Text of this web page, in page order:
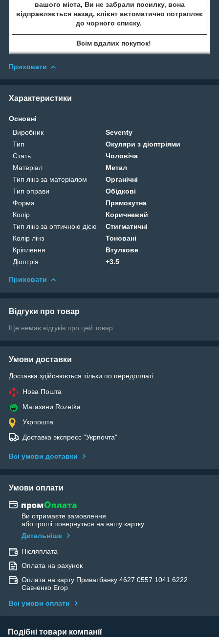
вашого міста, Ви не забрали посилку, вона
відправляється назад, клієнт автоматично потрапляє
до чорного списку.
Всім вдалих покупок!
Приховати
Характеристики
Основні
Виробник
Seventy
Тип
Окуляри з діоптріями
Стать
Чоловіча
Матеріал
Метал
Тип лінз за матеріалом
Органічні
Тип оправи
Обідкові
Форма
Прямокутна
Колір
Коричневий
Тип лінз за оптичною дією
Стигматичні
Колір лінз
Тоновані
Кріплення
Втулкове
Діоптрія
+3.5
Приховати
Відгуки про товар
Ще немає відгуків про цей товар
Умови доставки
Доставка здійснюється тільки по передоплаті.
Нова Пошта
Магазини Rozetka
Укрпошта
Доставка экспресс "Укрпочта"
Всі умови доставки
Умови оплати
Ви отримаєте замовлення
або гроші повернуться на вашу картку
Детальніше
Післяплата
Оплата на рахунок
Оплата на карту Приватбанку 4627 0557 1041 6222
Савченко Егор
Всі умови оплати
Подібні товари компанії